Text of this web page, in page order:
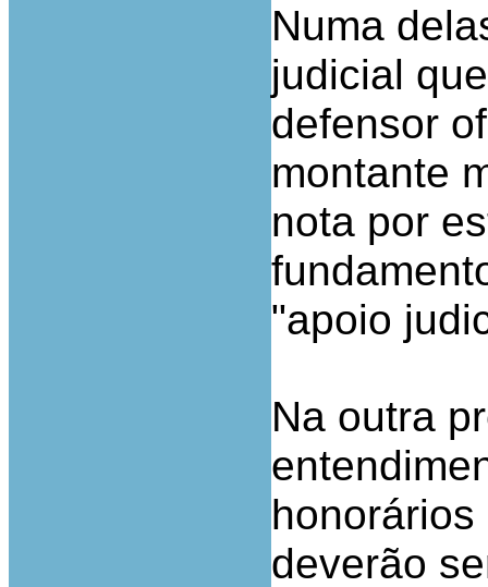
Numa
judicial
defensor
montante
nota por
"apoio
Na outra
deverão